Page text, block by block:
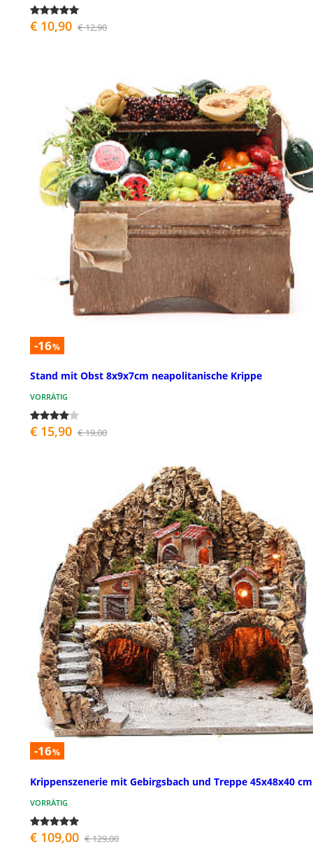
€ 10,90 € 12,90
-16%
Stand mit Obst 8x9x7cm neapolitanische Krippe
VORRÄTIG
€ 15,90 € 19,00
-16%
Krippenszenerie mit Gebirgsbach und Treppe 45x48x40 cm
VORRÄTIG
€ 109,00 € 129,00